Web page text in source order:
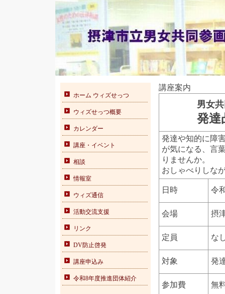
ホーム ウィズせっつ
ウィズせっつ概要
カレンダー
講座・イベント
相談
情報室
ウィズ通信
活動交流支援
リンク
DV防止啓発
講座申込み
令和8年度推進団体紹介
講座案内
男女
発達
発達や知的に障
が気になる、言
りませんか。
おしゃべりしな
日時 令
会場 摂
定員 な
対象 発
参加費 無